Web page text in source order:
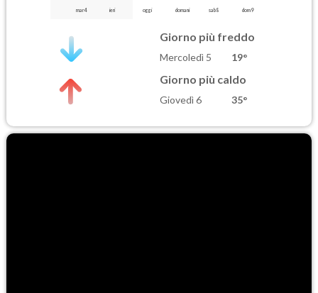
mar 4 ieri oggi domani sab 8 dom 9
Giorno più freddo
Mercoledì 5 19°
Giorno più caldo
Giovedì 6 35°